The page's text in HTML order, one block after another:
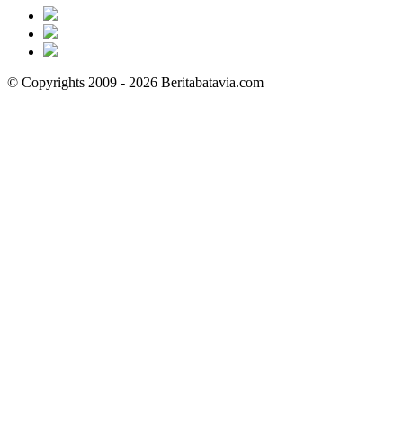
© Copyrights 2009 - 2026 Beritabatavia.com